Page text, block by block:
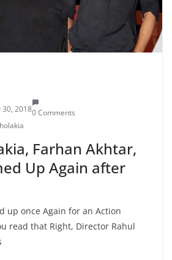
30, 20180 Comments
Farhan Akhtar,
Up Again after
up once Again for an Action
read that Right, Director Rahul